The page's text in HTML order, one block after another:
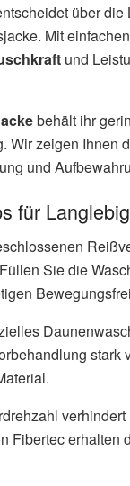
über die
Mit
und
behält ihr
Wir zeigen Ihnen
und
für
Sie die
stark
Fibertec erhalten